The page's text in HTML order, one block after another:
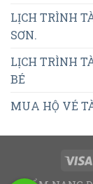
LỊCH TRÌNH
SƠN.
LỊCH TRÌNH
BÉ
MUA HỘ VÉ